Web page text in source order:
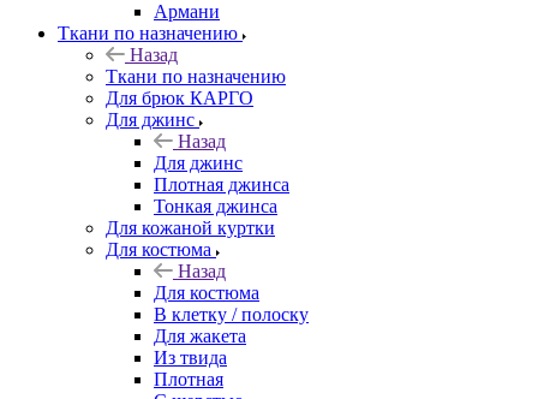
Армани
Ткани по назначению
Назад
Ткани по назначению
Для брюк КАРГО
Для джинс
Назад
Для джинс
Плотная джинса
Тонкая джинса
Для кожаной куртки
Для костюма
Назад
Для костюма
В клетку / полоску
Для жакета
Из твида
Плотная